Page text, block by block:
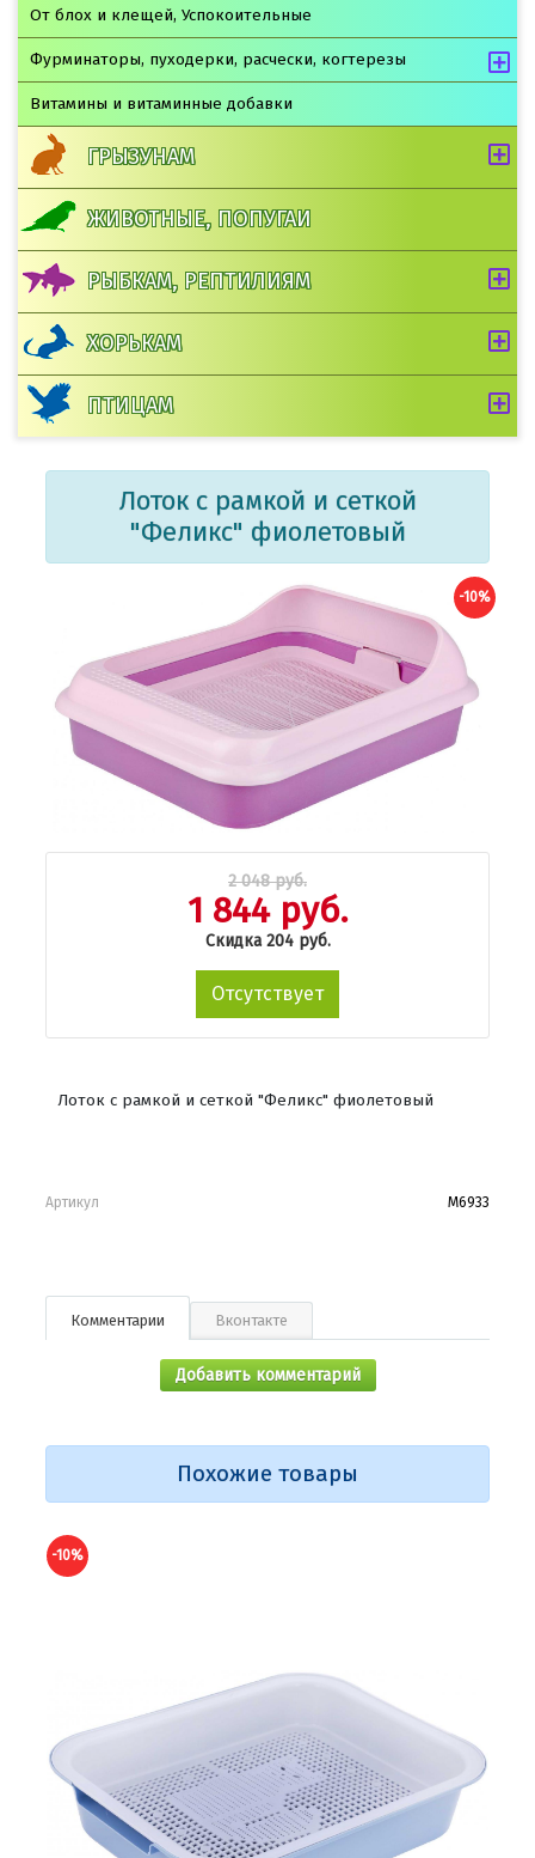
От блох и клещей, Успокоительные
Фурминаторы, пуходерки, расчески, когтерезы
Витамины и витаминные добавки
ГРЫЗУНАМ
ЖИВОТНЫЕ, ПОПУГАИ
РЫБКАМ, РЕПТИЛИЯМ
ХОРЬКАМ
ПТИЦАМ
Лоток с рамкой и сеткой
"Феликс" фиолетовый
-10%
2 048 руб.
1 844 руб.
Скидка 204 руб.
Отсутствует
Лоток с рамкой и сеткой "Феликс" фиолетовый
Артикул М6933
Комментарии Вконтакте
Добавить комментарий
Похожие товары
-10%